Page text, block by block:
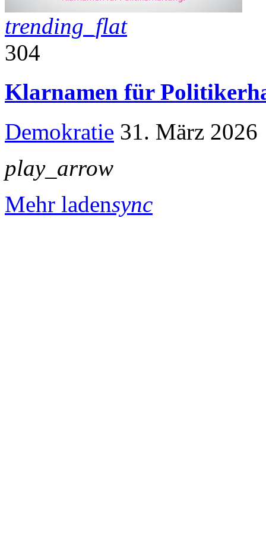
trending_flat
304
Klarnamen für
Demokratie 31. März 2026
play_arrow
Mehr ladensync